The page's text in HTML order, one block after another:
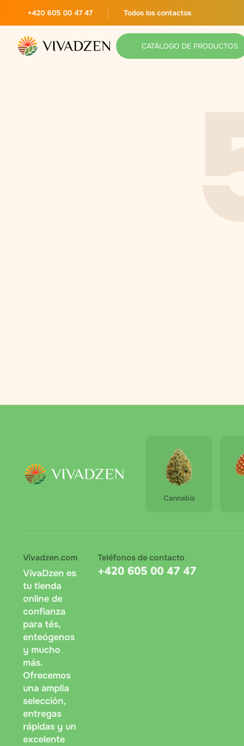
+420 605 00 47 47 Todos los contactos
CATÁLOGO DE PRODUCTOS
Cannabis
Vivadzen.com
VivaDzen es
tu tienda
online de
confianza
para tés,
enteógenos
y mucho
más.
Ofrecemos
una amplia
selección,
entregas
rápidas y un
excelente
Teléfonos de contacto
+420 605 00 47 47